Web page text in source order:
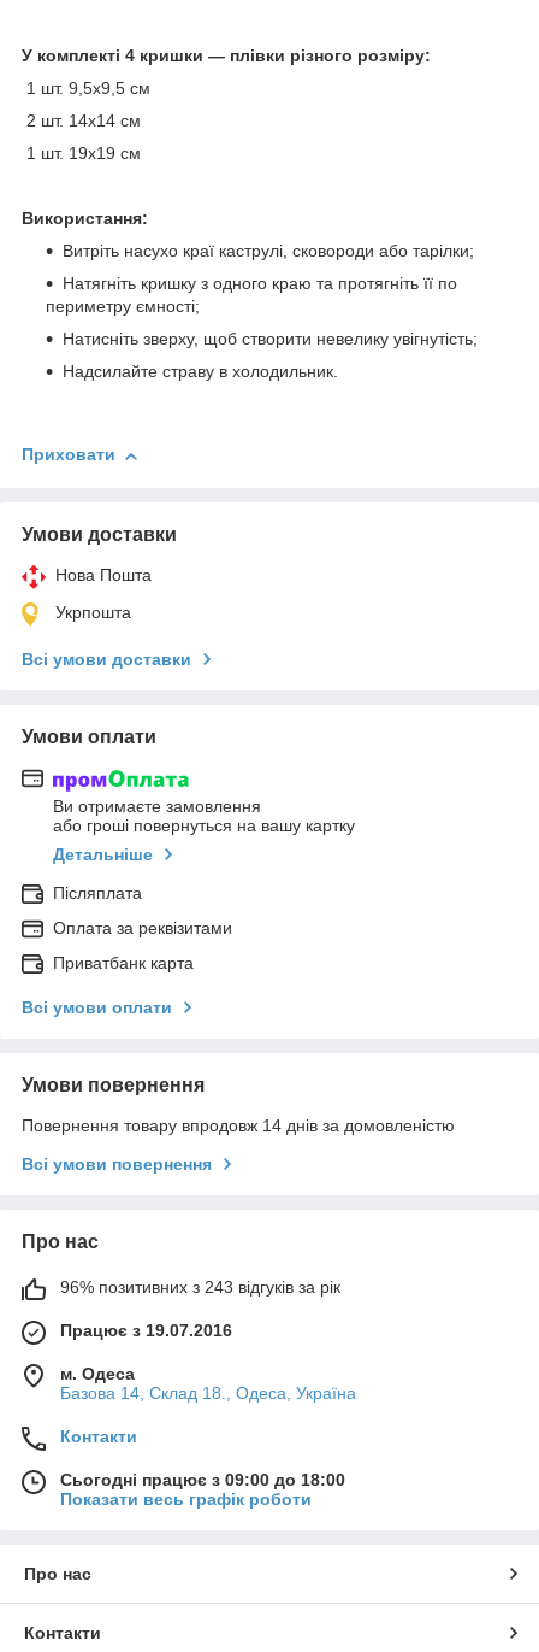
У комплекті 4 кришки — плівки різного розміру:
1 шт. 9,5x9,5 см
2 шт. 14x14 см
1 шт. 19x19 см
Використання:
Витріть насухо краї каструлі, сковороди або тарілки;
Натягніть кришку з одного краю та протягніть її по
периметру ємності;
Натисніть зверху, щоб створити невелику увігнутість;
Надсилайте страву в холодильник.
Приховати
Умови доставки
Нова Пошта
Укрпошта
Всі умови доставки
Умови оплати
Ви отримаєте замовлення
або гроші повернуться на вашу картку
Детальніше
Післяплата
Оплата за реквізитами
Приватбанк карта
Всі умови оплати
Умови повернення
Повернення товару впродовж 14 днів за домовленістю
Всі умови повернення
Про нас
96% позитивних з 243 відгуків за рік
Працює з 19.07.2016
м. Одеса
Базова 14, Склад 18., Одеса, Україна
Контакти
Сьогодні працює з 09:00 до 18:00
Показати весь графік роботи
Про нас
Контакти